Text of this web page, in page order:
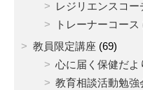
レジリエンスコー
トレーナーコース
教員限定講座 (69)
心に届く保健だよ
教育相談活動勉強